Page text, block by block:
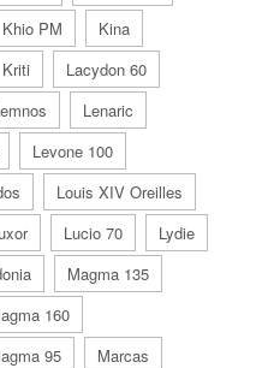
Khio PM
Kina
Kriti
Lacydon 60
Lenaric
Levone 100
Louis XIV Oreilles
Lucio 70
Lydie
Magma 135
160
95
Marcas